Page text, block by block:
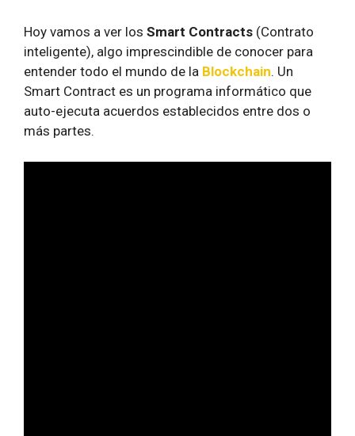
Hoy vamos a ver los Smart Contracts (Contrato
inteligente), algo imprescindible de conocer para
entender todo el mundo de la Blockchain. Un
Smart Contract es un programa informático que
auto-ejecuta acuerdos establecidos entre dos o
más partes.